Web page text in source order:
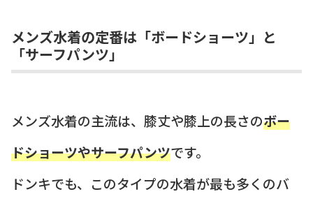
メンズ水着の定番は「ボードショーツ」と
「サーフパンツ」
メンズ水着の主流は、膝丈や膝上の長さのボー
ドショーツやサーフパンツです。
ドンキでも、このタイプの水着が最も多くのバ